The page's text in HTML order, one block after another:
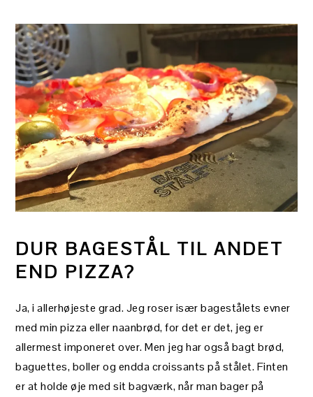
DUR BAGESTÅL TIL ANDET
END PIZZA?
Ja, i allerhøjeste grad. Jeg roser især bagestålets evner
med min pizza eller naanbrød, for det er det, jeg er
allermest imponeret over. Men jeg har også bagt brød,
baguettes, boller og endda croissants på stålet. Finten
er at holde øje med sit bagværk, når man bager på